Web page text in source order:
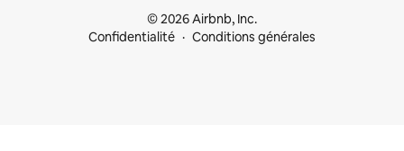
© 2026 Airbnb, Inc.
Confidentialité
Conditions générales